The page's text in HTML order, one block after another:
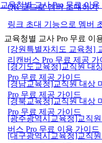
교육청별 교사 Pro 무료 이용
QR 코드로 멤버 초대하기
링크 초대 기능으로 멤버
교육청별 교사 Pro 무료 이
[강원특별자치도 교육청]
리캔버스 Pro 무료 제공 가
[경기도교육청]교직원 대
Pro 무료 제공 가이드
[경남교육청]교직원 대상
Pro 무료 제공 가이드
[경북교육청]교직원 대상
Pro 무료 제공 가이드
[광주광역시교육청]교직
버스 Pro 무료 이용 가이드
[대구광역시교육청]교직